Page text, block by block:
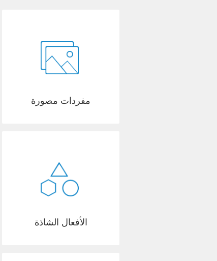
مفردات مصورة
الأفعال الشاذة